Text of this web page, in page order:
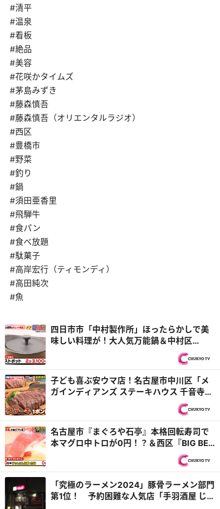
#清平
#温泉
#看板
#絶品
#美容
#花咲かタイムズ
#茅島みずき
#藤森慎吾
#藤森慎吾（オリエンタルラジオ）
#西区
#豊橋市
#野菜
#釣り
#鍋
#須田亜香里
#飛騨牛
#食パン
#食べ放題
#駄菓子
#高岸宏行（ティモンディ）
#高田純次
#魚
四日市市「中村製作所」ほったらかしで美
味しい料理が！大人気万能鍋＆中村区
「MTG」スゴすぎシャワーヘッドの新展開
子ども喜ぶ安ウマ店！名古屋市中川区「メ
ガインディアンズ ステーキハウス 千音寺
店」総工費1億円超のキッズパーク『PS純
名古屋市『まぐろや石亭』本格回転寿司で
本マグロ中トロが0円！？＆西区『BIG BEN
DINER』自家製バンズの肉汁たっぷりバー
「究極のラーメン2024」豚骨ラーメン部門
第1位！ 予約困難な人気店「手羽酒屋 じら